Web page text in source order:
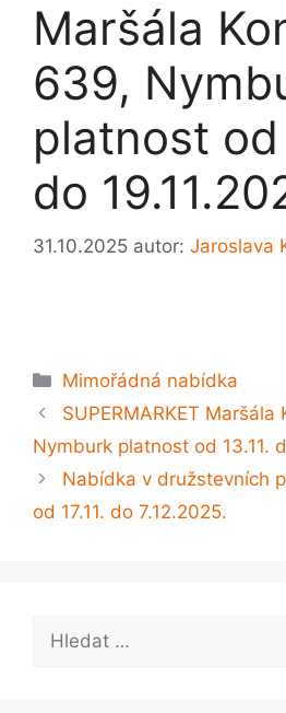
Maršála
639,
platnost od
do
31.10.2025 autor: Jaroslava
Rubriky
Mimořádná nabídka
SUPERMARKET Maršála
Nymburk platnost od 13.11.
Nabídka v družstevních
od 17.11. do 7.12.2025.